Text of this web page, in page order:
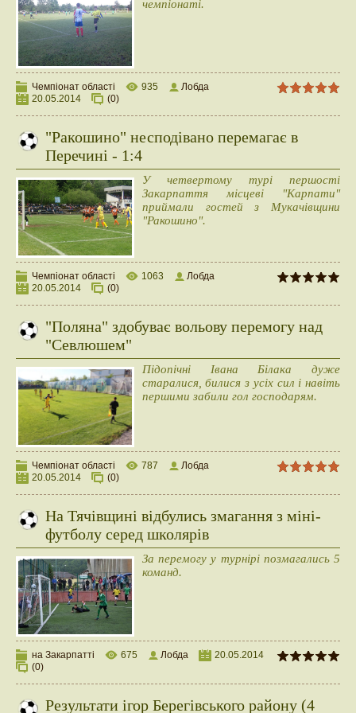
чемпіонаті.
Чемпіонат області 935
Лобда
20.05.2014
(0)
"Ракошино" несподівано перемагає в
Перечині - 1:4
У четвертому турі першості
Закарпаття місцеві "Карпати"
приймали гостей з Мукачівщини
"Ракошино".
Чемпіонат області 1063
Лобда
20.05.2014
(0)
"Поляна" здобуває вольову перемогу над
"Севлюшем"
Підопічні Івана Білака дуже
старалися, билися з усіх сил і навіть
першими забили гол господарям.
Чемпіонат області 787
Лобда
20.05.2014
(0)
На Тячівщині відбулись змагання з міні-
футболу серед школярів
За перемогу у турнірі позмагались 5
команд.
на Закарпатті 675 Лобда
20.05.2014
(0)
Результати ігор Берегівського району (4